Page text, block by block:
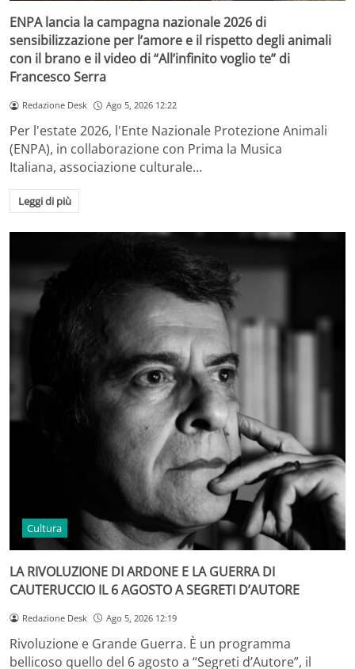
ENPA lancia la campagna nazionale 2026 di
sensibilizzazione per l’amore e il rispetto degli animali
con il brano e il video di “All’infinito voglio te” di
Francesco Serra
Redazione Desk Ago 5, 2026 12:22
Per l'estate 2026, l'Ente Nazionale Protezione Animali
(ENPA), in collaborazione con Prima la Musica
Italiana, associazione culturale…
Leggi di più
Cultura
LA RIVOLUZIONE DI ARDONE E LA GUERRA DI
CAUTERUCCIO IL 6 AGOSTO A SEGRETI D’AUTORE
Redazione Desk Ago 5, 2026 12:19
Rivoluzione e Grande Guerra. È un programma
bellicoso quello del 6 agosto a “Segreti d’Autore”, il